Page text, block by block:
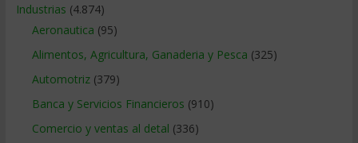
Industrias (4.874)
Aeronautica (95)
Alimentos, Agricultura, Ganaderia y Pesca (325)
Automotriz(379)
Banca y Servicios Financieros (910)
Comercio y ventas al detal (336)